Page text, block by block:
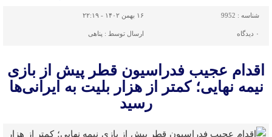
شناسه : 9952 ۱۶ بهمن ۱۴۰۲ - ۲۲:۱۹
۰ دیدگاه ارسال توسط : پناهی
اقدام عجیب فدراسیون قطر پیش از بازی
نیمه نهایی؛ کمتر از هزار بلیت به ایرانی‌ها
رسید